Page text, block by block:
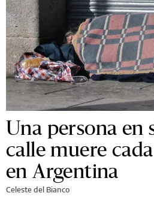
Una persona en
calle muere
en Argentina
Celeste del Bianco